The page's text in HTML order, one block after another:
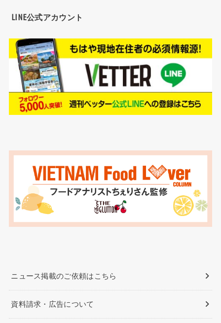
LINE公式アカウント
ニュース掲載のご依頼はこちら
資料請求・広告について